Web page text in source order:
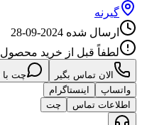
گیرنه
ارسال شده 2024-09-28
لطفاً قبل از خرید محصول
الان تماس بگیر چت با
واتساپ
اینستاگرام
اطلاعات تماس
چت